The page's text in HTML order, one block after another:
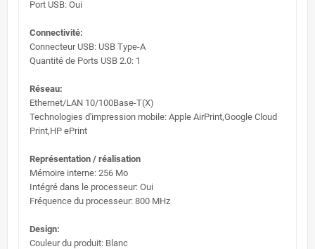
Port USB: Oui
Connectivité:
Connecteur USB: USB Type-A
Quantité de Ports USB 2.0: 1
Réseau:
Ethernet/LAN 10/100Base-T(X)
Technologies d'impression mobile: Apple AirPrint,Google Cloud
Print,HP ePrint
Représentation / réalisation
Mémoire interne: 256 Mo
Intégré dans le processeur: Oui
Fréquence du processeur: 800 MHz
Design:
Couleur du produit: Blanc